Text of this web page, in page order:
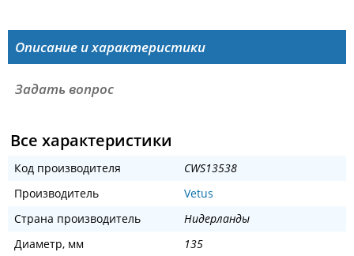
Описание и характеристики
Задать вопрос
Все характеристики
Код производителя
CWS13538
Производитель
Vetus
Страна производитель
Нидерланды
Диаметр, мм
135